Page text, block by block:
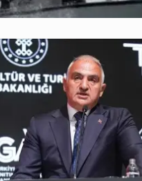
إيران تطلق سراح طاقم